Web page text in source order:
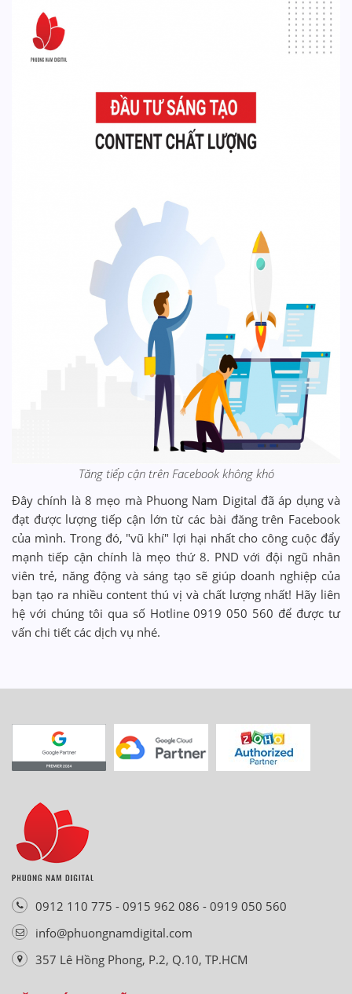
Tăng tiếp cận trên Facebook không khó
Đây chính là 8 mẹo mà Phuong Nam Digital đã áp dụng và
đạt được lượng tiếp cận lớn từ các bài đăng trên Facebook
của mình. Trong đó, "vũ khí" lợi hại nhất cho công cuộc đẩy
mạnh tiếp cận chính là mẹo thứ 8. PND với đội ngũ nhân
viên trẻ, năng động và sáng tạo sẽ giúp doanh nghiệp của
bạn tạo ra nhiều content thú vị và chất lượng nhất! Hãy liên
hệ với chúng tôi qua số Hotline 0919 050 560 để được tư
vấn chi tiết các dịch vụ nhé.
0912 110 775 - 0915 962 086 - 0919 050 560
info@phuongnamdigital.com
357 Lê Hồng Phong, P.2, Q.10, TP.HCM